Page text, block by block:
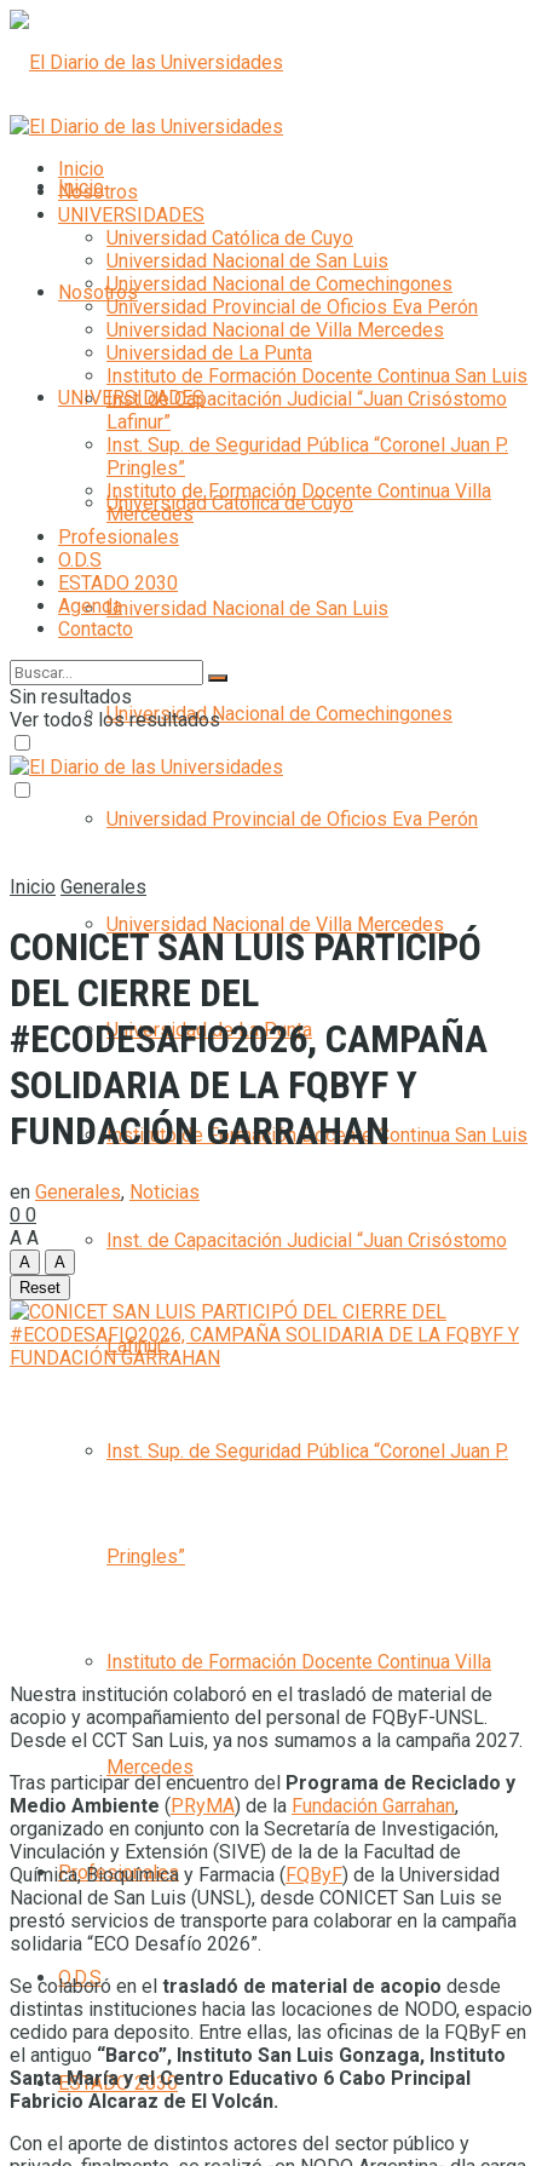
Inicio
Nosotros
UNIVERSIDADES
Universidad Católica de Cuyo
Universidad Nacional de San Luis
Universidad Nacional de Comechingones
Universidad Provincial de Oficios Eva Perón
Universidad Nacional de Villa Mercedes
Universidad de La Punta
Instituto de Formación Docente Continua San Luis
Inst. de Capacitación Judicial “Juan Crisóstomo
Lafinur”
Inst. Sup. de Seguridad Pública “Coronel Juan P.
Pringles”
Instituto de Formación Docente Continua Villa
Mercedes
Profesionales
O.D.S
ESTADO 2030
Inicio
Nosotros
UNIVERSIDADES
Universidad Católica de Cuyo
Universidad Nacional de San Luis
Universidad Nacional de Comechingones
Universidad Provincial de Oficios Eva Perón
Universidad Nacional de Villa Mercedes
Universidad de La Punta
Instituto de Formación Docente Continua San Luis
Inst. de Capacitación Judicial “Juan Crisóstomo
Lafinur”
Inst. Sup. de Seguridad Pública “Coronel Juan P.
Pringles”
Instituto de Formación Docente Continua Villa
Mercedes
Profesionales
O.D.S
ESTADO 2030
Agenda
Contacto
Sin resultados
Ver todos los resultados
Inicio Generales
CONICET SAN LUIS PARTICIPÓ
DEL CIERRE DEL
#ECODESAFIO2026, CAMPAÑA
SOLIDARIA DE LA FQBYF Y
FUNDACIÓN GARRAHAN
en Generales, Noticias
0 0
A A
A
A
Reset
Nuestra institución colaboró en el trasladó de material de
acopio y acompañamiento del personal de FQByF-UNSL.
Desde el CCT San Luis, ya nos sumamos a la campaña 2027.
Tras participar del encuentro del Programa de Reciclado y
Medio Ambiente (PRyMA) de la Fundación Garrahan,
organizado en conjunto con la Secretaría de Investigación,
Vinculación y Extensión (SIVE) de la de la Facultad de
Química, Bioquímica y Farmacia (FQByF) de la Universidad
Nacional de San Luis (UNSL), desde CONICET San Luis se
prestó servicios de transporte para colaborar en la campaña
solidaria “ECO Desafío 2026”.
Se colaboró en el trasladó de material de acopio desde
distintas instituciones hacia las locaciones de NODO, espacio
cedido para deposito. Entre ellas, las oficinas de la FQByF en
el antiguo “Barco”, Instituto San Luis Gonzaga, Instituto
Santa María y el Centro Educativo 6 Cabo Principal
Fabricio Alcaraz de El Volcán.
Con el aporte de distintos actores del sector público y